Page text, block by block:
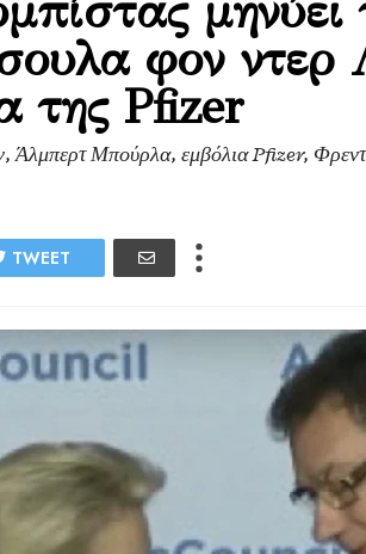
φον ντερ
της Pfizer
Άλμπερτ Μπούρλα, εμβόλια Pfizer,
TWEET